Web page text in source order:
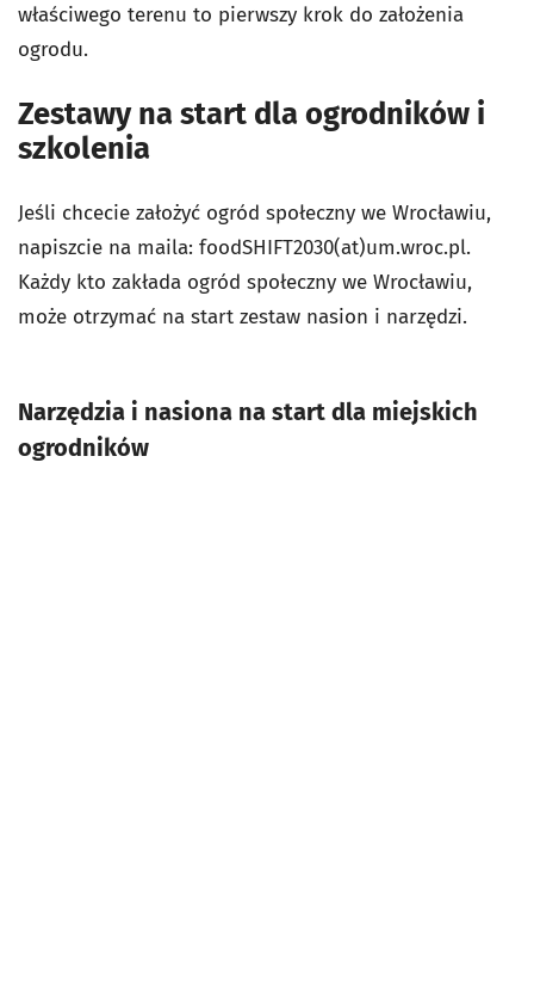
właściwego terenu to pierwszy krok do założenia
ogrodu.
Zestawy na start dla ogrodników i
szkolenia
Jeśli chcecie założyć ogród społeczny we Wrocławiu,
napiszcie na maila: foodSHIFT2030(at)um.wroc.pl.
Każdy kto zakłada ogród społeczny we Wrocławiu,
może otrzymać na start zestaw nasion i narzędzi.
Narzędzia i nasiona na start dla miejskich
ogrodników